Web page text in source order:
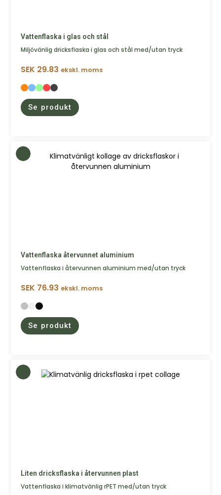
Vattenflaska i glas och stål
Miljövänlig dricksflaska i glas och stål med/utan tryck
SEK 29.83 ekskl. moms
Se produkt
Vattenflaska återvunnet aluminium
Vattenflaska i återvunnen aluminium med/utan tryck
SEK 76.93 ekskl. moms
Se produkt
Liten dricksflaska i återvunnen plast
Vattenflaska i klimatvänlig rPET med/utan tryck